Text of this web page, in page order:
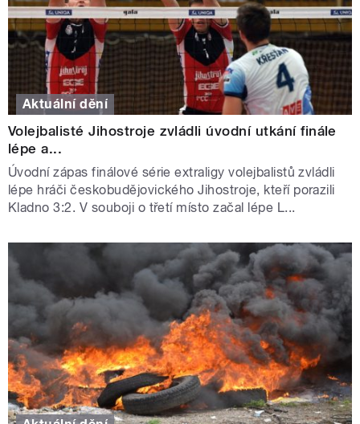
Aktuální dění
Volejbalisté Jihostroje zvládli úvodní utkání finále
lépe a...
Úvodní zápas finálové série extraligy volejbalistů zvládli
lépe hráči českobudějovického Jihostroje, kteří porazili
Kladno 3:2. V souboji o třetí místo začal lépe L...